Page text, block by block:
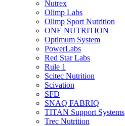
Nutrex
Olimp Labs
Olimp Sport Nutrition
ONE NUTRITION
Optimum System
PowerLabs
Red Star Labs
Rule 1
Scitec Nutrition
Scivation
SFD
SNAQ FABRIQ
TITAN Support Systems
Trec Nutrition